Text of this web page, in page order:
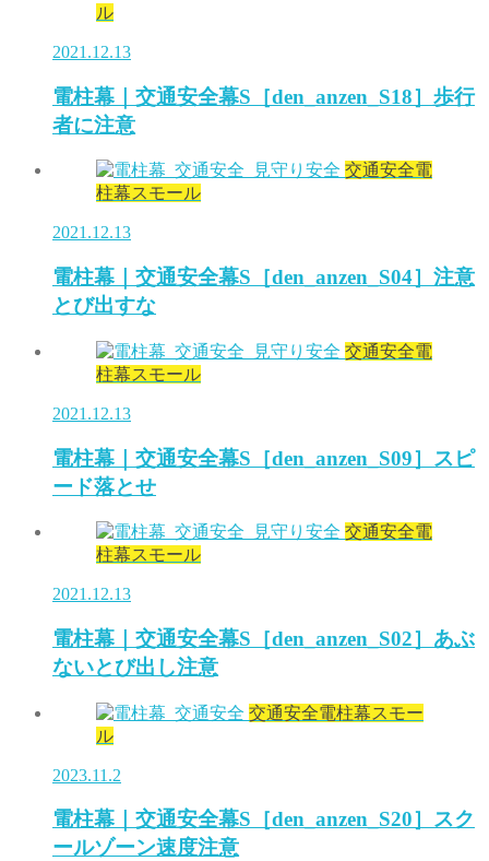
ル
2021.12.13
電柱幕｜交通安全幕S［den_anzen_S18］歩行
者に注意
交通安全電
柱幕スモール
2021.12.13
電柱幕｜交通安全幕S［den_anzen_S04］注意
とび出すな
交通安全電
柱幕スモール
2021.12.13
電柱幕｜交通安全幕S［den_anzen_S09］スピ
ード落とせ
交通安全電
柱幕スモール
2021.12.13
電柱幕｜交通安全幕S［den_anzen_S02］あぶ
ないとび出し注意
交通安全電柱幕スモー
ル
2023.11.2
電柱幕｜交通安全幕S［den_anzen_S20］スク
ールゾーン速度注意